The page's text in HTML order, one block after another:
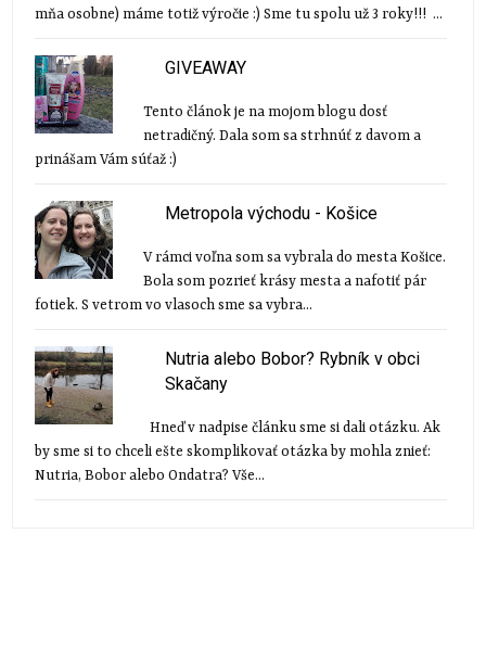
mňa osobne) máme totiž výročie :) Sme tu spolu už 3 roky!!! ...
GIVEAWAY
Tento článok je na mojom blogu dosť
netradičný. Dala som sa strhnúť z davom a
prinášam Vám súťaž :)
Metropola východu - Košice
V rámci voľna som sa vybrala do mesta Košice.
Bola som pozrieť krásy mesta a nafotiť pár
fotiek. S vetrom vo vlasoch sme sa vybra...
Nutria alebo Bobor? Rybník v obci
Skačany
Hneď v nadpise článku sme si dali otázku. Ak
by sme si to chceli ešte skomplikovať otázka by mohla znieť:
Nutria, Bobor alebo Ondatra? Vše...